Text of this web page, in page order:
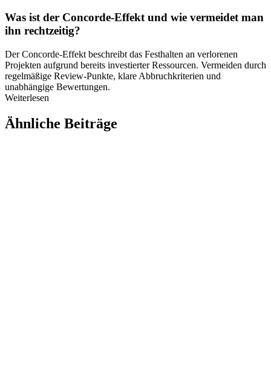
Was ist der Concorde-Effekt und wie vermeidet man
ihn rechtzeitig?
Der Concorde-Effekt beschreibt das Festhalten an verlorenen
Projekten aufgrund bereits investierter Ressourcen. Vermeiden durch
regelmäßige Review-Punkte, klare Abbruchkriterien und
unabhängige Bewertungen.
Weiterlesen
Ähnliche Beiträge